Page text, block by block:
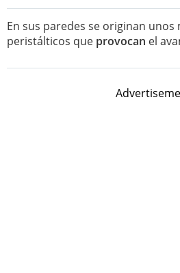
En sus paredes se originan
peristálticos que provocan el